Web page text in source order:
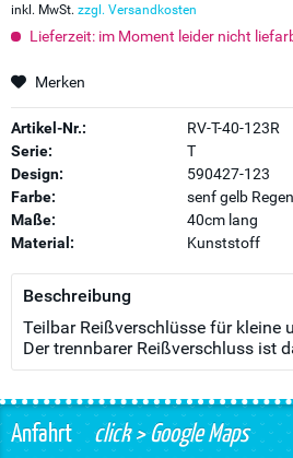
inkl. MwSt. zzgl. Versandkosten
Lieferzeit: im Moment leider nicht
Merken
Artikel-Nr.:
RV-T-40-123R
Serie:
T
Design:
590427-123
Farbe:
senf gelb
Maße:
40cm lang
Material:
Kunststoff
Beschreibung
Teilbar Reißverschlüsse für kleine
Der trennbarer Reißverschluss ist
Anfahrtclick > Google Maps